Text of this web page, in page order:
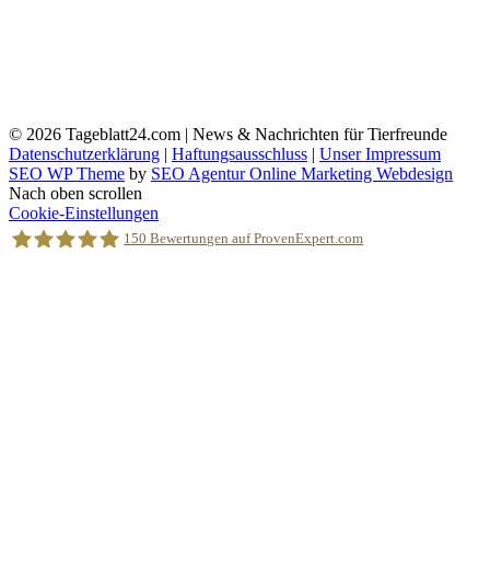
© 2026 Tageblatt24.com | News & Nachrichten für Tierfreunde
Datenschutzerklärung | Haftungsausschluss | Unser Impressum
SEO WP Theme by SEO Agentur Online Marketing Webdesign
Nach oben scrollen
Cookie-Einstellungen
150 Bewertungen auf ProvenExpert.com